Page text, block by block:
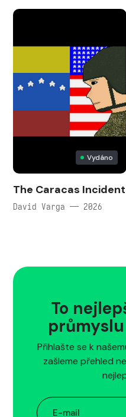
Vydáno
The Caracas Incident
David Varga — 2026
To
Přihlašte se k
zašleme přehled